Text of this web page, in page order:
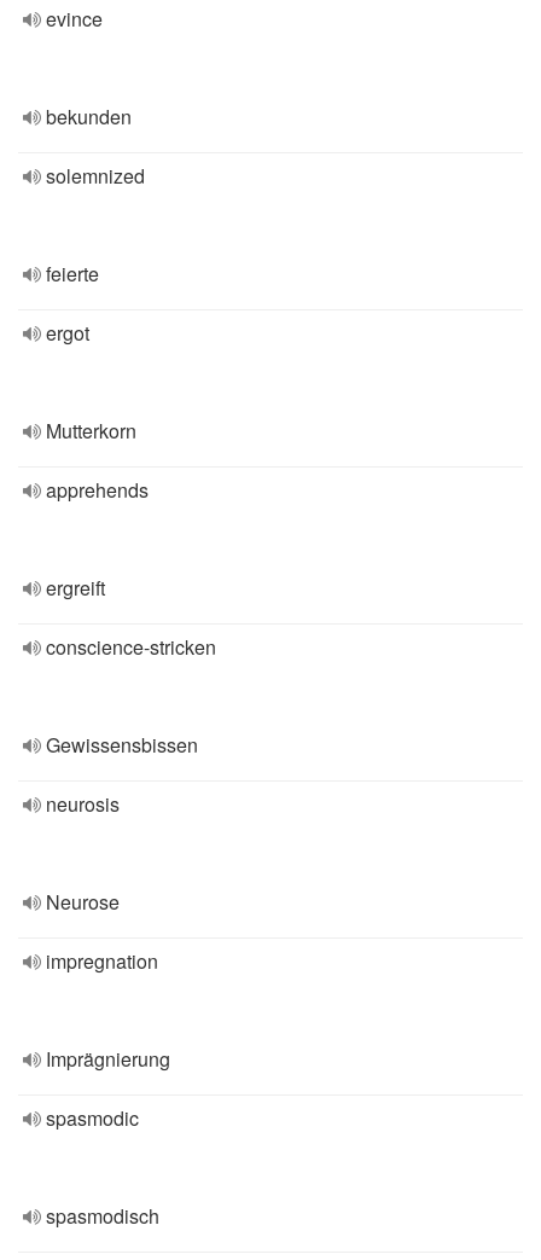
evince
bekunden
solemnized
feierte
ergot
Mutterkorn
apprehends
ergreift
conscience-stricken
Gewissensbissen
neurosis
Neurose
impregnation
Imprägnierung
spasmodic
spasmodisch